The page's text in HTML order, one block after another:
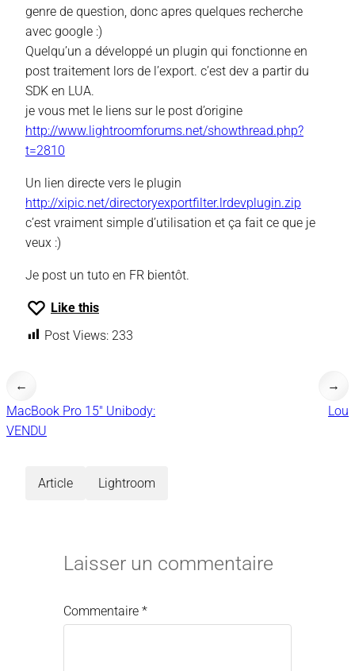
genre de question, donc apres quelques recherche
avec google :)
Quelqu’un a développé un plugin qui fonctionne en
post traitement lors de l’export. c’est dev a partir du
SDK en LUA.
je vous met le liens sur le post d’origine
http://www.lightroomforums.net/showthread.php?
t=2810
Un lien directe vers le plugin
http://xipic.net/directoryexportfilter.lrdevplugin.zip
c’est vraiment simple d’utilisation et ça fait ce que je
veux :)
Je post un tuto en FR bientôt.
Like this
Post Views: 233
←
MacBook Pro 15″ Unibody:
VENDU
Lou
→
Article Lightroom
Laisser un commentaire
Commentaire *